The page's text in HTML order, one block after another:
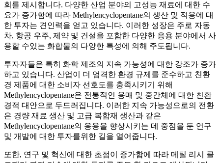
회를 제시합니다. 다양한 산업 분야의 고성능 재료에 대한 수
요가 증가함에 따라 Methylencyclopentane의 생산 및 적용에 대
한 투자는 견인력을 얻고 있습니다. 이러한 성장은 주로 자동
차, 항공 우주, 제약 및 건설을 포함한 다양한 응용 분야에서 사
용할 수있는 화합물의 다양한 특성에 의해 주도됩니다.
투자자들은 특히 화학 제조의 지속 가능성에 대한 강조가 증가
하고 있습니다. 산업이 더 엄격한 환경 규제를 준수하고 친환
경 제품에 대한 소비자 선호도를 충족시키기 위해
Methylencyclopentane은 전통적인 용매 및 중간체에 대한 친환
경적 대안으로 두드러집니다. 이러한 지속 가능성으로의 전환
은 경량 재료 생산 및 고급 복합재 생산과 같은
Methylencyclopentane의 응용을 향상시키는 데 중점을 둔 연구
및 개발에 대한 투자를위한 길을 열어줍니다.
또한, 연구 및 혁신에 대한 초점이 증가함에 따라 메틸 리시 클